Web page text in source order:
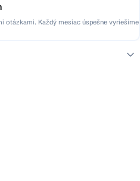
otázkami. Každý mesiac úspešne vyriešime